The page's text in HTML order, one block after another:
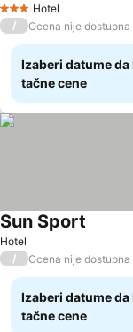
3 Zvezdice
Hotel
/ Ocena nije dostupna
Izaberi datume
tačne cene
Hotel
Sun Sport
/ Ocena nije dostupna
Izaberi datume
tačne cene